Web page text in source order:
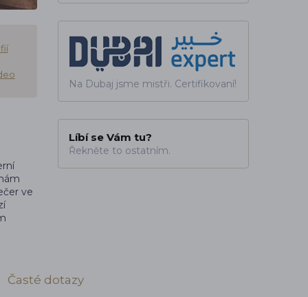
ve
Na Dubaj jsme mistři. Certifikovaní!
Líbí se Vám tu?
Řekněte to ostatním.
Časté dotazy